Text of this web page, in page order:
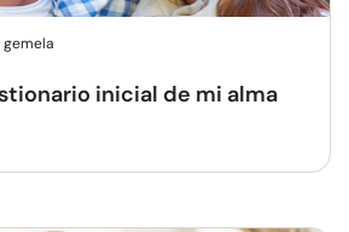
inicial de mi alma